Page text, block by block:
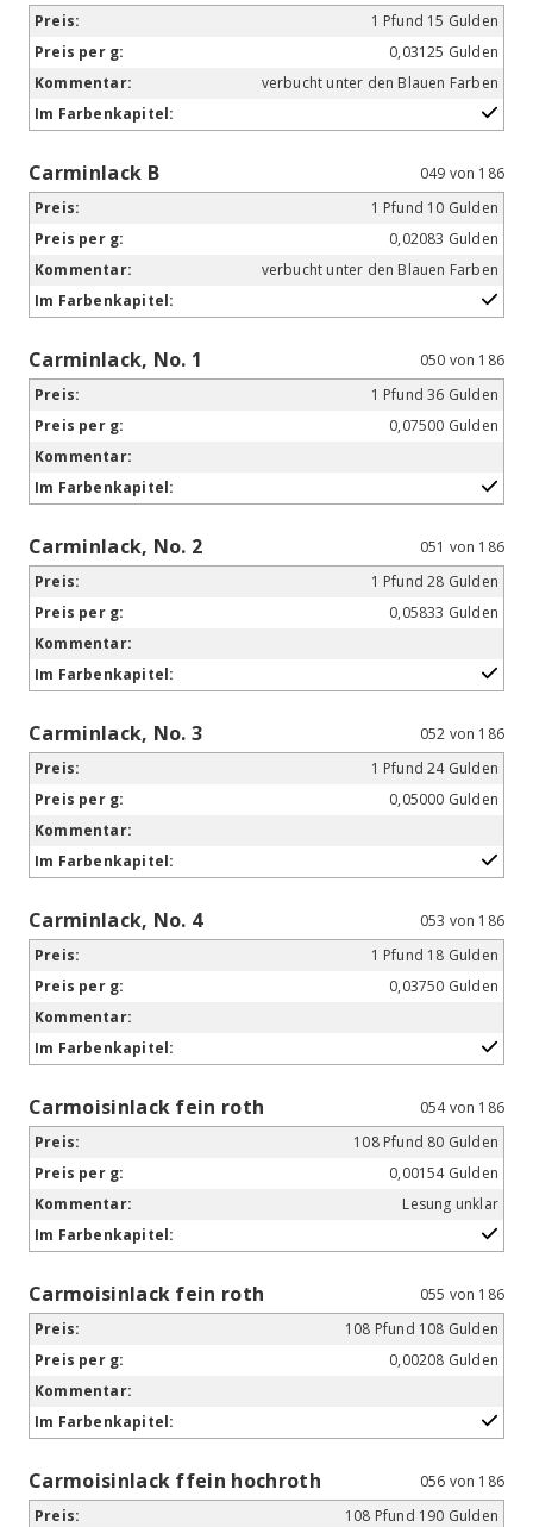
1 Pfund 15 Gulden
0,03125 Gulden
verbucht unter den Blauen Farben
Carminlack B
049 von 186
1 Pfund 10 Gulden
0,02083 Gulden
verbucht unter den Blauen Farben
Carminlack, No. 1
050 von 186
1 Pfund 36 Gulden
0,07500 Gulden
Carminlack, No. 2
051 von 186
1 Pfund 28 Gulden
0,05833 Gulden
Carminlack, No. 3
052 von 186
1 Pfund 24 Gulden
0,05000 Gulden
Carminlack, No. 4
053 von 186
1 Pfund 18 Gulden
0,03750 Gulden
Carmoisinlack fein roth
054 von 186
108 Pfund 80 Gulden
0,00154 Gulden
Lesung unklar
Carmoisinlack fein roth
055 von 186
108 Pfund 108 Gulden
0,00208 Gulden
Carmoisinlack ffein hochroth
056 von 186
108 Pfund 190 Gulden